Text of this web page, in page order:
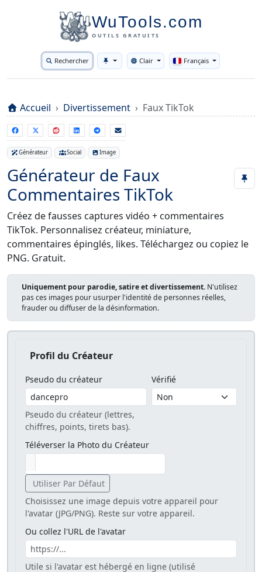
WuTools.com
OUTILS GRATUITS
Rechercher Toggle theme
Clair Français
Accueil Divertissement Faux TikTok
Générateur Social Image
Générateur de Faux
Commentaires TikTok
Créez de fausses captures vidéo + commentaires
TikTok. Personnalisez créateur, miniature,
commentaires épinglés, likes. Téléchargez ou copiez le
PNG. Gratuit.
Uniquement pour parodie, satire et divertissement. N'utilisez
pas ces images pour usurper l'identité de personnes réelles,
frauder ou diffuser de la désinformation.
Profil du Créateur
Pseudo du créateur
Pseudo du créateur (lettres,
chiffres, points, tirets bas).
Vérifié
Téléverser la Photo du Créateur
Utiliser Par Défaut
Choisissez une image depuis votre appareil pour
l'avatar (JPG/PNG). Reste sur votre appareil.
Ou collez l'URL de l'avatar
Utile si l'avatar est hébergé en ligne (utilisé